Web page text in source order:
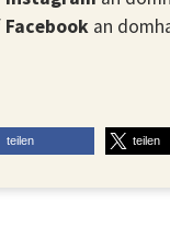
Facebook an
teilen teilen